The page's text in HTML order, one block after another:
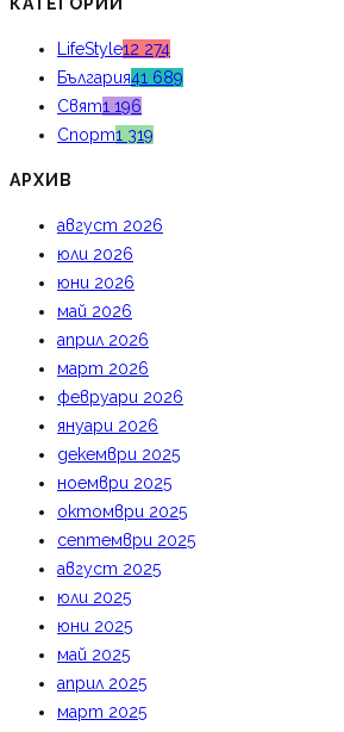
LifeStyle12 274
България41 689
Свят1 196
Спорт1 319
АРХИВ
август 2026
юли 2026
юни 2026
май 2026
април 2026
март 2026
февруари 2026
януари 2026
декември 2025
ноември 2025
октомври 2025
септември 2025
август 2025
юли 2025
юни 2025
май 2025
април 2025
март 2025